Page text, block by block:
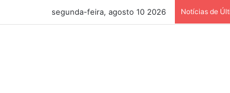
segunda-feira, agosto 10 2026 Notícias de